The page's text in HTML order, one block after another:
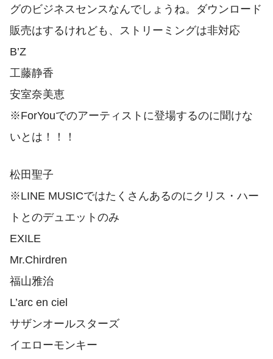
グのビジネスセンスなんでしょうね。ダウンロード
販売はするけれども、ストリーミングは非対応
B’Z
工藤静香
安室奈美恵
※ForYouでのアーティストに登場するのに聞けな
いとは！！！
松田聖子
※LINE MUSICではたくさんあるのにクリス・ハー
トとのデュエットのみ
EXILE
Mr.Chirdren
福山雅治
L’arc en ciel
サザンオールスターズ
イエローモンキー